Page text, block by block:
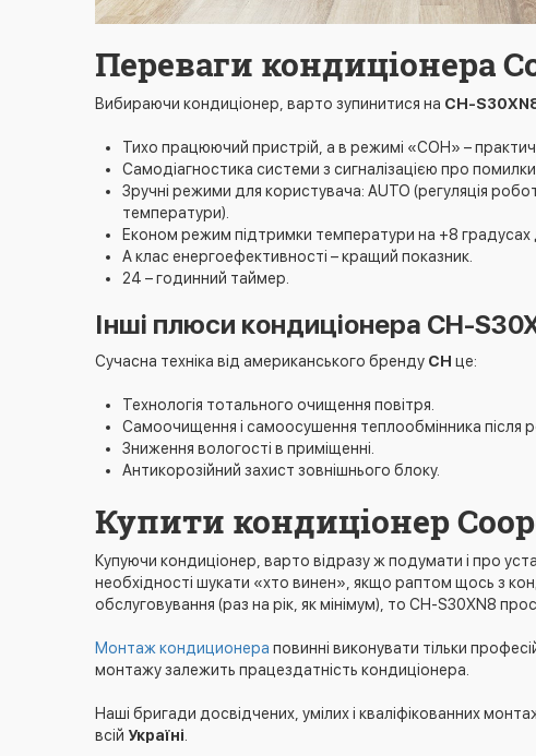
Переваги кондиціонера
Вибираючи кондиціонер, варто зупинитися на CH-
Тихо працюючий пристрій, а в режимі «СОН» –
Самодіагностика системи з сигналізацією про помилки.
Зручні режими для користувача: AUTO (регуляція
температури).
Економ режим підтримки температури на +8 градусах
А клас енергоефективності – кращий показник.
24 – годинний таймер.
Інші плюси кондиціонера CH-
Сучасна техніка від американського бренду CH це:
Технологія тотального очищення повітря.
Самоочищення і самоосушення теплообмінника після
Зниження вологості в приміщенні.
Антикорозійний захист зовнішнього блоку.
Купити кондиціонер
Купуючи кондиціонер, варто відразу ж подумати і про
необхідності шукати «хто винен», якщо раптом щось з
обслуговування (раз на рік, як мінімум), то CH-S30XN8
Монтаж кондиционера повинні виконувати тільки
монтажу залежить працездатність кондиціонера.
Наші бригади досвідчених, умілих і кваліфікованних
всій Україні